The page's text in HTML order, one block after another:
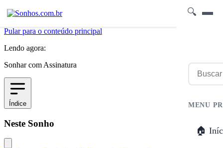
🔍
MENU
🏠
Pular para o conteúdo principal
Lendo agora:
Sonhar com Assinatura
Índice
Neste Sonho